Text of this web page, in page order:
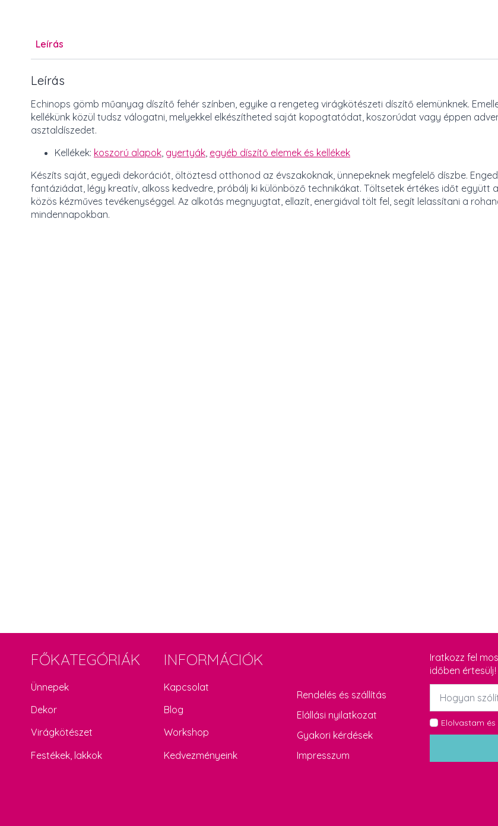
Leírás
Leírás
Echinops gömb műanyag díszítő fehér színben, egyike a rengeteg virágkötészeti díszítő elemünknek.
kellékünk közül tudsz válogatni, melyekkel elkészítheted saját kopogtatódat, koszorúdat vagy éppen
asztaldíszedet.
Kellékek: koszorú alapok, gyertyák, egyéb díszítő elemek és kellékek
Készíts saját, egyedi dekorációt, öltöztesd otthonod az évszakoknak, ünnepeknek megfelelő díszbe.
fantáziádat, légy kreatív, alkoss kedvedre, próbálj ki különböző technikákat. Töltsetek értékes időt együtt
közös kézműves tevékenységgel. Az alkotás megnyugtat, ellazít, energiával tölt fel, segít lelassítani a
mindennapokban.
FŐKATEGÓRIÁK
Ünnepek
Dekor
Virágkötészet
Festékek, lakkok
INFORMÁCIÓK
Kapcsolat
Blog
Workshop
Kedvezményeink
Rendelés és szállítás
Elállási nyilatkozat
Gyakori kérdések
Impresszum
Iratkozz fel
időben értesülj!
Név
GDPR
*
Elolvastam